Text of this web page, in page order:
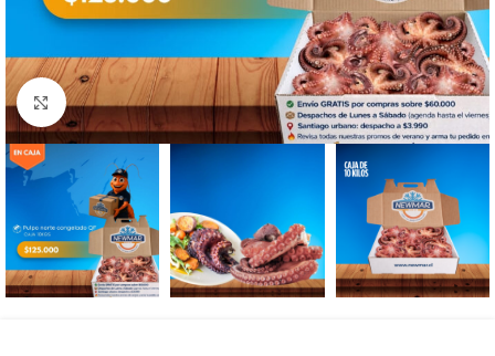
Clic para ampliar